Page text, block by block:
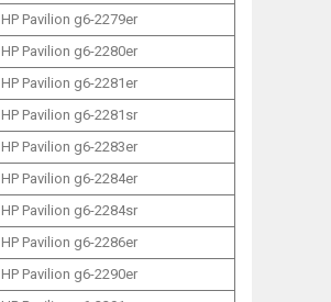
HP Pavilion g6-2279er
HP Pavilion g6-2280er
HP Pavilion g6-2281er
HP Pavilion g6-2281sr
HP Pavilion g6-2283er
HP Pavilion g6-2284er
HP Pavilion g6-2284sr
HP Pavilion g6-2286er
HP Pavilion g6-2290er